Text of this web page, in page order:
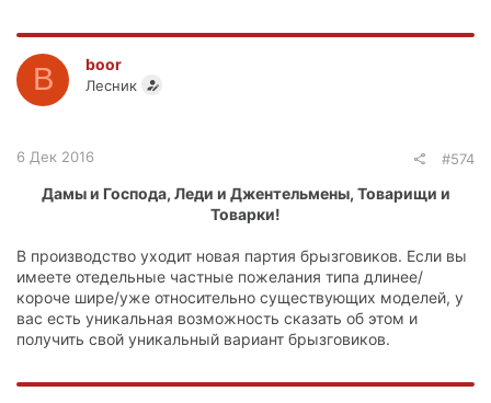
B boor
Лесник
6 Дек 2016 #574
Дамы и Господа, Леди и Джентельмены, Товарищи и
Товарки!
В производство уходит новая партия брызговиков. Если вы
имеете отедельные частные пожелания типа длинее/
короче шире/уже относительно существующих моделей, у
вас есть уникальная возможность сказать об этом и
получить свой уникальный вариант брызговиков.